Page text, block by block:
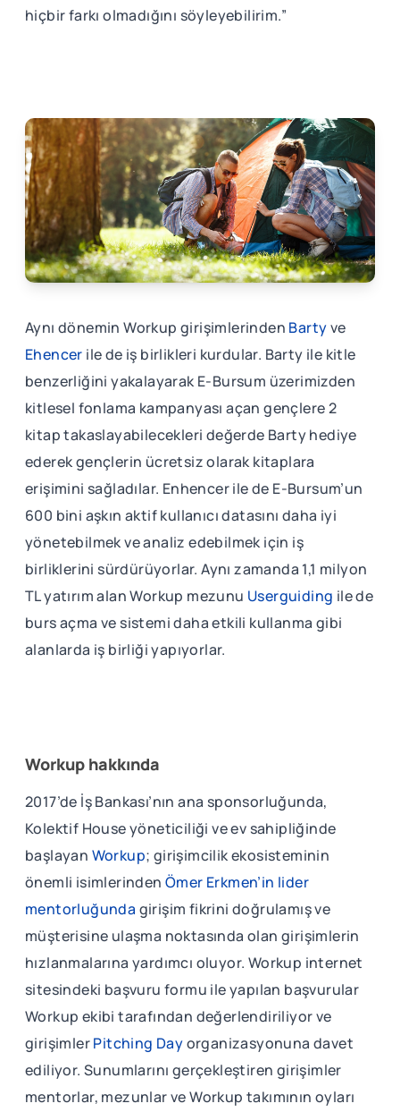
hiçbir farkı olmadığını söyleyebilirim.”
Aynı dönemin Workup girişimlerinden Bartyve
Ehencer ile de iş birlikleri kurdular. Barty ile kitle
benzerliğini yakalayarak E-Bursum üzerimizden
kitlesel fonlama kampanyası açan gençlere 2
kitap takaslayabilecekleri değerde Barty hediye
ederek gençlerin ücretsiz olarak kitaplara
erişimini sağladılar. Enhencer ile de E-Bursum’un
600 bini aşkın aktif kullanıcı datasını daha iyi
yönetebilmek ve analiz edebilmek için iş
birliklerini sürdürüyorlar. Aynı zamanda 1,1 milyon
TL yatırım alan Workup mezunu Userguiding ile de
burs açma ve sistemi daha etkili kullanma gibi
alanlarda iş birliği yapıyorlar.
Workup hakkında
2017’de İş Bankası’nın ana sponsorluğunda,
Kolektif House yöneticiliği ve ev sahipliğinde
başlayan Workup; girişimcilik ekosisteminin
önemli isimlerinden Ömer Erkmen’in lider
mentorluğunda girişim fikrini doğrulamış ve
müşterisine ulaşma noktasında olan girişimlerin
hızlanmalarına yardımcı oluyor. Workup internet
sitesindeki başvuru formu ile yapılan başvurular
Workup ekibi tarafından değerlendiriliyor ve
girişimlerPitching Dayorganizasyonuna davet
ediliyor. Sunumlarını gerçekleştiren girişimler
mentorlar, mezunlar ve Workup takımının oyları